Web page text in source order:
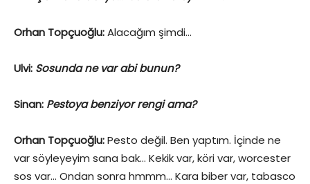
Orhan Topçuoğlu:Alacağım şimdi…
Ulvi: Sosunda ne var abi bunun?
Sinan: Pestoya benziyor rengi ama?
Orhan Topçuoğlu:Pesto değil. Ben yaptım. İçinde ne
var söyleyeyim sana bak… Kekik var, köri var, worcester
sos var… Ondan sonra hmmm… Kara biber var, tabasco